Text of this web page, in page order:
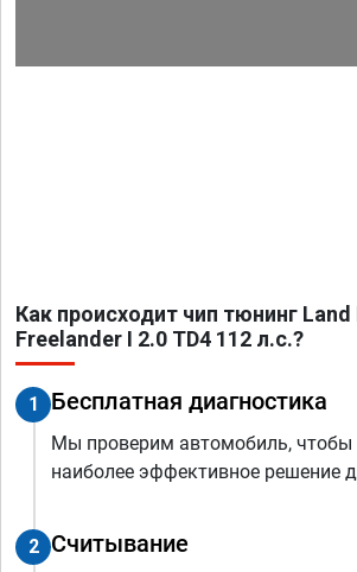
Как происходит чип тюнинг Land
Freelander I 2.0 TD4 112 л.с.?
1 Бесплатная диагностика
Мы проверим автомобиль, чтобы
наиболее эффективное решение
2 Считывание